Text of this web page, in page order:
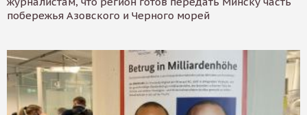
побережья Азовского и Черного морей